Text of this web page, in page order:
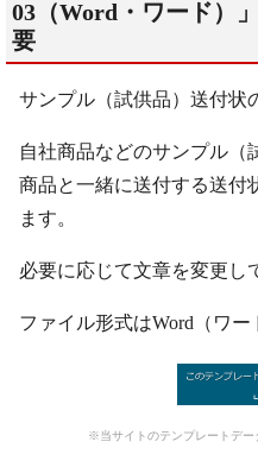
03（Word・ワード）
要
サンプル（試供品）送付状
自社商品などのサンプル（
商品と一緒に送付する送付
ます。
必要に応じて文章を変更し
ファイル形式はWord（ワー
※当サイトのテンプレートデー